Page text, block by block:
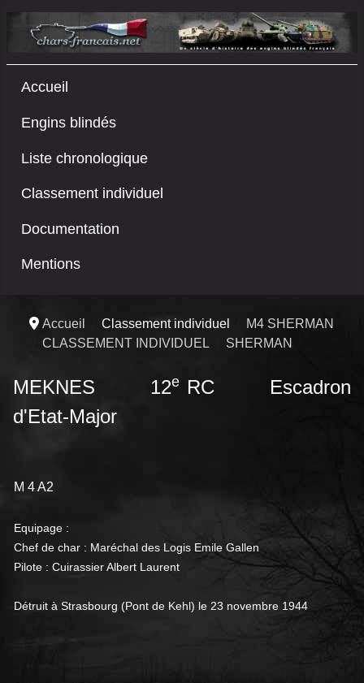
Accueil
Engins blindés
Liste chronologique
Classement individuel
Documentation
Mentions
Accueil Classement individuel
M4 SHERMAN
CLASSEMENT INDIVIDUEL
SHERMAN
MEKNES 12eRC Escadron
d'Etat-Major
M 4 A2
Equipage :
Chef de char : Maréchal des Logis Emile Gallen
Pilote : Cuirassier Albert Laurent
Détruit à Strasbourg (Pont de Kehl) le 23 novembre 1944